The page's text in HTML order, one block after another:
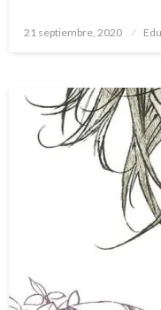
Publicado
21 septiembre, 2020